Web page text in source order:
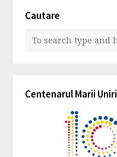
Cautare
Centenarul Marii Uniri